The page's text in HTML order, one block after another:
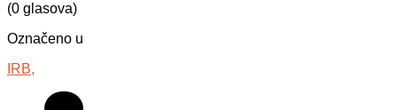
(0 glasova)
Označeno u
IRB,